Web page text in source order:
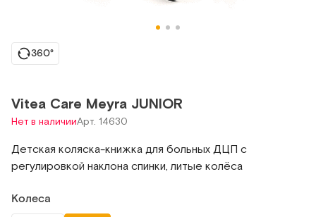
360°
Vitea Care Meyra JUNIOR
Нет в наличииАрт. 14630
Детская коляска-книжка для больных ДЦП с
регулировкой наклона спинки, литые колёса
Колеса